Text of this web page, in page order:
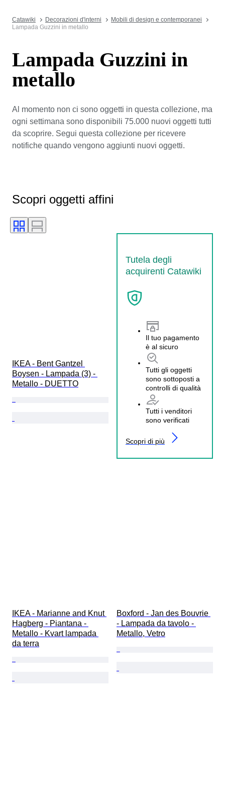
Catawiki Decorazioni d'interni
Mobili di design e contemporanei
Lampada Guzzini in metallo
Lampada Guzzini in
metallo
Al momento non ci sono oggetti in questa collezione, ma
ogni settimana sono disponibili 75.000 nuovi oggetti tutti
da scoprire. Segui questa collezione per ricevere
notifiche quando vengono aggiunti nuovi oggetti.
Scopri oggetti affini
Tutela degli
acquirenti Catawiki
Il tuo pagamento
è al sicuro
Tutti gli oggetti
sono sottoposti a
controlli di qualità
Tutti i venditori
sono verificati
Scopri di più
IKEA - Bent Gantzel
Boysen - Lampada (3) -
Metallo - DUETTO
IKEA - Marianne and Knut
Hagberg - Piantana -
Metallo - Kvart lampada
da terra
Boxford - Jan des Bouvrie
- Lampada da tavolo -
Metallo, Vetro